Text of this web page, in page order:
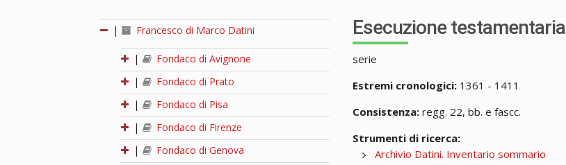
| Francesco di Marco Datini
|
Fondaco di Avignone
|
Fondaco di Prato
|
Fondaco di Pisa
|
Fondaco di Firenze
|
Fondaco di Genova
Esecuzione testamentaria
serie
Estremi cronologici: 1361 - 1411
Consistenza: regg. 22, bb. e fascc.
Strumenti di ricerca:
Archivio Datini. Inventario sommario